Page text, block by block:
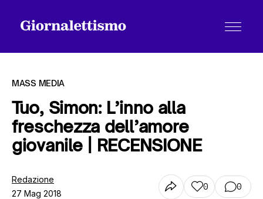
Tutti gli articoli
Chi siamo
MASS MEDIA
Tuo, Simon: L’inno alla
freschezza dell’amore
giovanile | RECENSIONE
Redazione
27 Mag 2018
0 0